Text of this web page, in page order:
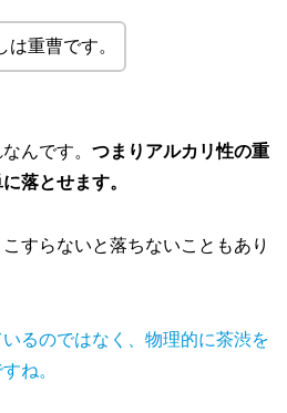
重曹です。
んです。 つまりアルカリ性の重
落とせます。
すらないと落ちないこともあり
いるのではなく、物理的に茶渋を
ね。